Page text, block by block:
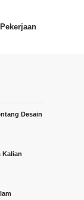
Desain
Kalian